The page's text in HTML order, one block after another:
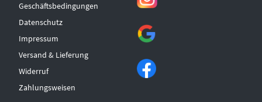
Geschäftsbedingungen
Datenschutz
Impressum
Versand & Lieferung
Widerruf
Zahlungsweisen